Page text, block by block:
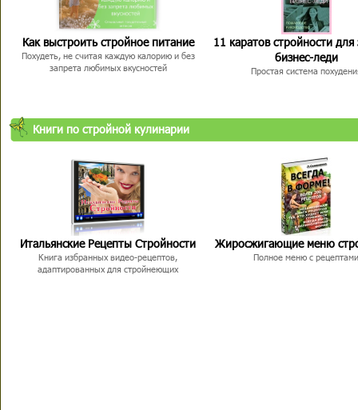
Как выстроить стройное питание
Похудеть, не считая каждую калорию и без
запрета любимых вкусностей
11 каратов стройности для
бизнес-леди
Простая система
Книги по стройной кулинарии
Итальянские Рецепты Стройности
Книга избранных видео-рецептов,
адаптированных для стройнеющих
Жиросжигающие меню
Полное меню с рецептами